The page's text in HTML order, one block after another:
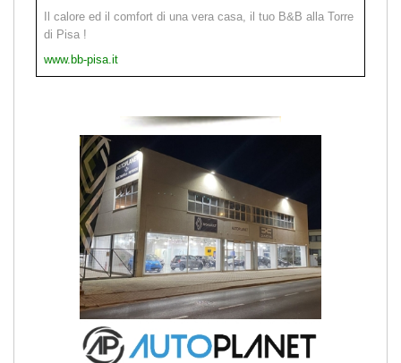
Il calore ed il comfort di una vera casa, il tuo B&B alla Torre
di Pisa !
www.bb-pisa.it